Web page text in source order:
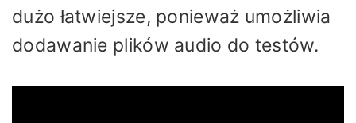
dużo łatwiejsze, ponieważ umożliwia
dodawanie plików audio do testów.